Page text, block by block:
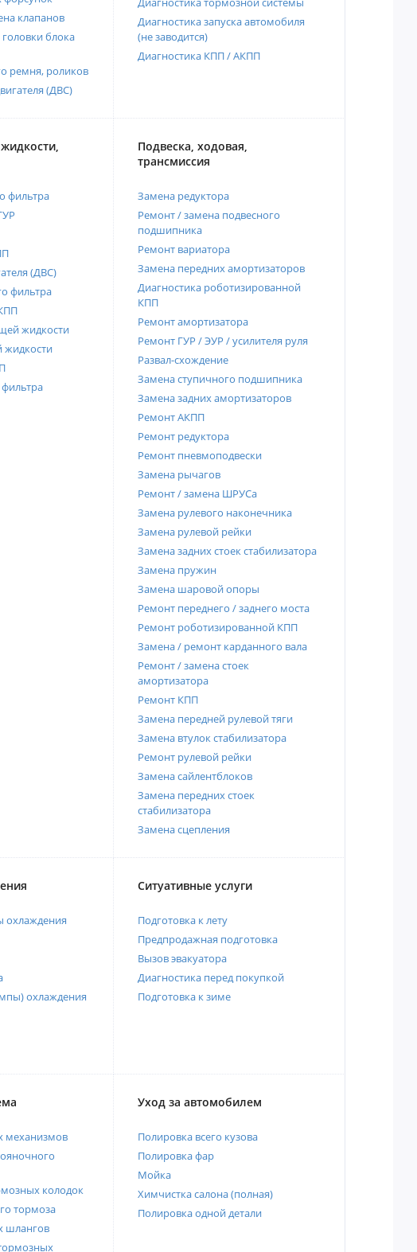
клапанов
блока
ремня, роликов
(ДВС)
Диагностика запуска автомобиля
(не заводится)
Диагностика КПП / АКПП
фильтра
(ДВС)
фильтра
жидкости
жидкости
Подвеска, ходовая,
трансмиссия
Замена редуктора
Ремонт / замена подвесного
подшипника
Ремонт вариатора
Замена передних амортизаторов
Диагностика роботизированной
КПП
Ремонт амортизатора
Ремонт ГУР / ЭУР / усилителя руля
Развал-схождение
Замена ступичного подшипника
Замена задних амортизаторов
Ремонт АКПП
Ремонт редуктора
Ремонт пневмоподвески
Замена рычагов
Ремонт / замена ШРУСа
Замена рулевого наконечника
Замена рулевой рейки
Замена задних стоек стабилизатора
Замена пружин
Замена шаровой опоры
Ремонт переднего / заднего моста
Ремонт роботизированной КПП
Замена / ремонт карданного вала
Ремонт / замена стоек
амортизатора
Ремонт КПП
Замена передней рулевой тяги
Замена втулок стабилизатора
Ремонт рулевой рейки
Замена сайлентблоков
Замена передних стоек
стабилизатора
Замена сцепления
охлаждения
охлаждения
Ситуативные услуги
Подготовка к лету
Предпродажная подготовка
Вызов эвакуатора
Диагностика перед покупкой
Подготовка к зиме
механизмов
колодок
тормоза
шлангов
Уход за автомобилем
Полировка всего кузова
Полировка фар
Мойка
Химчистка салона (полная)
Полировка одной детали